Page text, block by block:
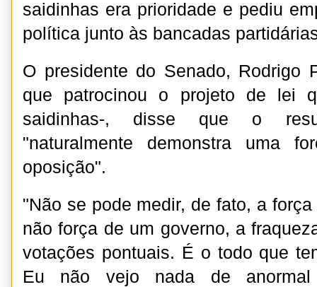
saidinhas era prioridade e pediu
política junto às bancadas
O presidente do Senado, Rodrigo
que patrocinou o projeto de lei
saidinhas-, disse que o
"naturalmente demonstra uma
oposição".
"Não se pode medir, de fato, a
não força de um governo, a
votações pontuais. É o todo que
Eu não vejo nada de